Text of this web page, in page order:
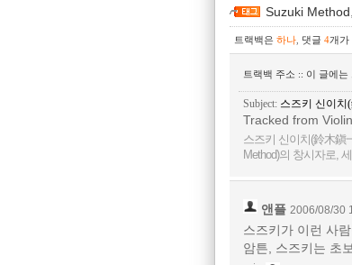
Suzuki Method ,
트랙백은 하나 댓글 4개가
트랙백 주소 :: 이 글에
Subject: 스즈키 신이치
Tracked from
스즈키 신이치(鈴木鎭
Method)의 창시자로,
앤플 2006/08/30
스즈키가 이런 사
암튼, 스즈키는 초